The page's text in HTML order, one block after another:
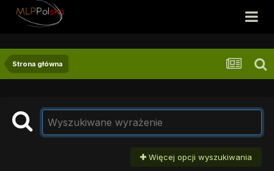
Strona główna
Więcej opcji wyszukiwania